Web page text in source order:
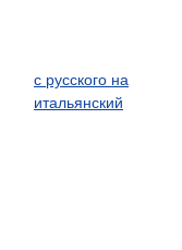
с русского на
итальянский